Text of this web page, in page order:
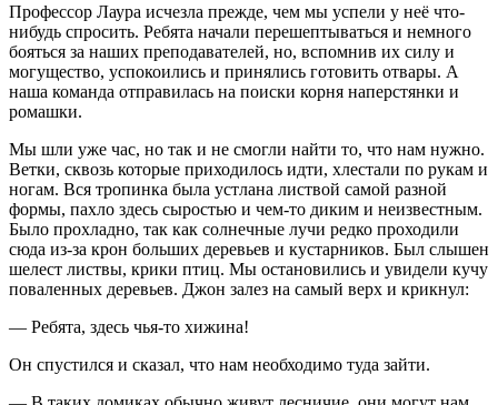
Профессор Лаура исчезла прежде, чем мы успели у неё что-
нибудь спросить. Ребята начали перешептываться и немного
бояться за наших преподавателей, но, вспомнив их силу и
могущество, успокоились и принялись готовить отвары. А
наша команда отправилась на поиски корня наперстянки и
ромашки.
Мы шли уже час, но так и не смогли найти то, что нам нужно.
Ветки, сквозь которые приходилось идти, хлестали по рукам и
ногам. Вся тропинка была устлана листвой самой разной
формы, пахло здесь сыростью и чем-то диким и неизвестным.
Было прохладно, так как солнечные лучи редко проходили
сюда из-за крон больших деревьев и кустарников. Был слышен
шелест листвы, крики птиц. Мы остановились и увидели кучу
поваленных деревьев. Джон залез на самый верх и крикнул:
— Ребята, здесь чья-то хижина!
Он спустился и сказал, что нам необходимо туда зайти.